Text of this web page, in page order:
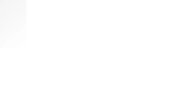
WIN. SOCKS NEGRO/